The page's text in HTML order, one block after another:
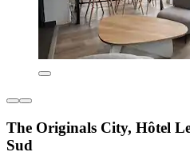
The Originals City, Hôtel
Sud